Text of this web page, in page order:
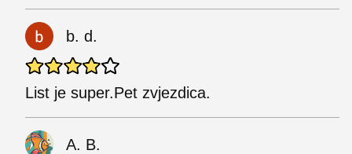
b. d.
List je super.Pet zvjezdica.
A. B.